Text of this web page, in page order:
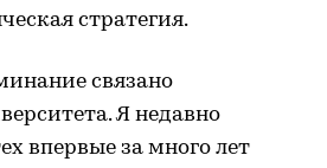
стратегия.
связано
Я недавно
впервые за много лет